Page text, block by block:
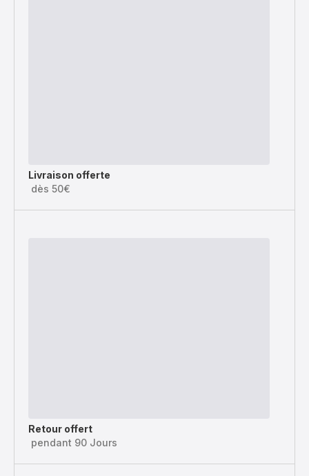
Livraison offerte
dès 50€
Retour offert
pendant 90 Jours